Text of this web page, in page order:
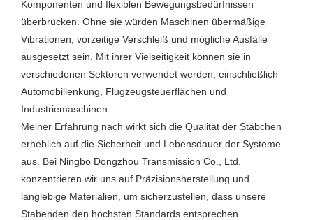
Komponenten und flexiblen Bewegungsbedürfnissen
überbrücken. Ohne sie würden Maschinen übermäßige
Vibrationen, vorzeitige Verschleiß und mögliche Ausfälle
ausgesetzt sein. Mit ihrer Vielseitigkeit können sie in
verschiedenen Sektoren verwendet werden, einschließlich
Automobillenkung, Flugzeugsteuerflächen und
Industriemaschinen.
Meiner Erfahrung nach wirkt sich die Qualität der Stäbchen
erheblich auf die Sicherheit und Lebensdauer der Systeme
aus. Bei Ningbo Dongzhou Transmission Co., Ltd.
konzentrieren wir uns auf Präzisionsherstellung und
langlebige Materialien, um sicherzustellen, dass unsere
Stabenden den höchsten Standards entsprechen.